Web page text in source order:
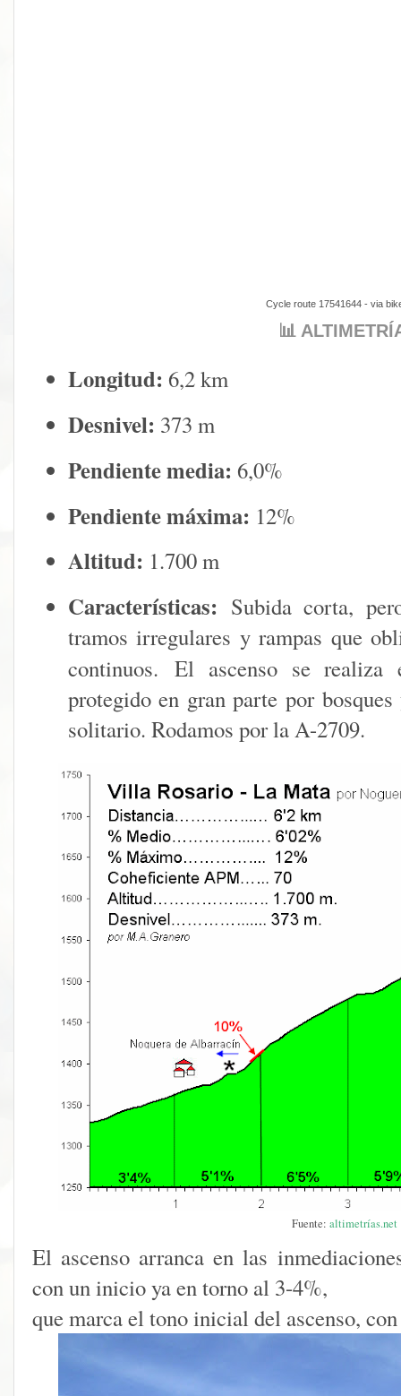
Cycle route 17541644- via
📊
Longitud: 6,2 km
Desnivel: 373 m
Pendiente media: 6,0%
Pendiente máxima: 12%
Altitud: 1.700 m
Características: Subida corta,
tramos irregulares y rampas que
continuos. El ascenso se
protegido en gran parte por
solitario. Rodamos por la A-2709.
Fuente: altimetrías.net
El ascenso arranca en las
con un inicio ya en torno al 3-4%,
que marca el tono inicial del ascenso,